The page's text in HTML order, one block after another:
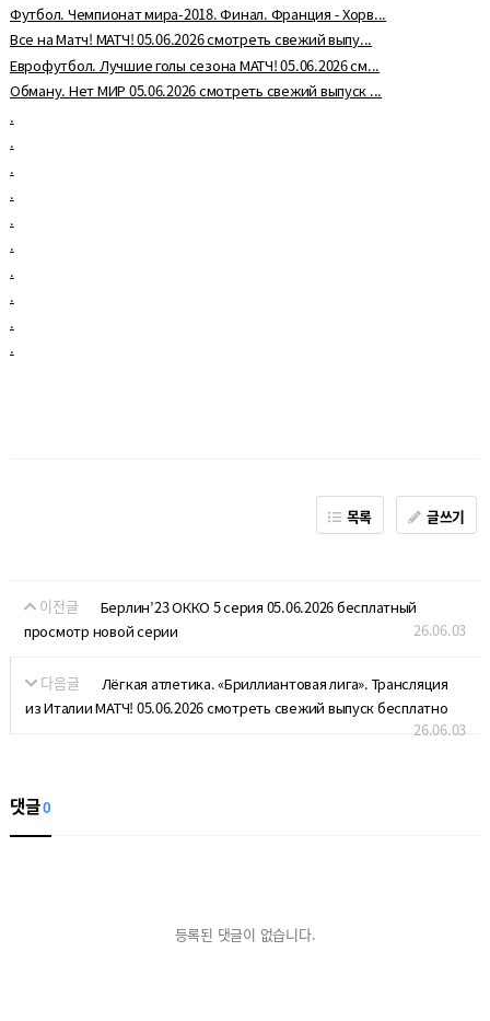
Футбол. Чемпионат мира-2018. Финал. Франция - Хорв...
Все на Матч! МАТЧ! 05.06.2026 смотреть свежий выпу...
Еврофутбол. Лучшие голы сезона МАТЧ! 05.06.2026 см...
Обману. Нет МИР 05.06.2026 смотреть свежий выпуск ...
.
.
.
.
.
.
.
.
.
.
목록 글쓰기
이전글
Берлин’23 ОККО 5 серия 05.06.2026 бесплатный
просмотр новой серии
26.06.03
다음글
Лёгкая атлетика. «Бриллиантовая лига». Трансляция
из Италии МАТЧ! 05.06.2026 смотреть свежий выпуск бесплатно
26.06.03
댓글0
등록된 댓글이 없습니다.